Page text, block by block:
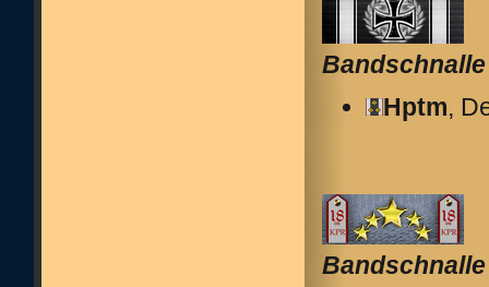
Hptm,